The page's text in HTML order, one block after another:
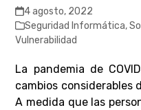
4 agosto, 2022
Seguridad Informática,
Vulnerabilidad
La pandemia de
cambios considerables
A medida que las